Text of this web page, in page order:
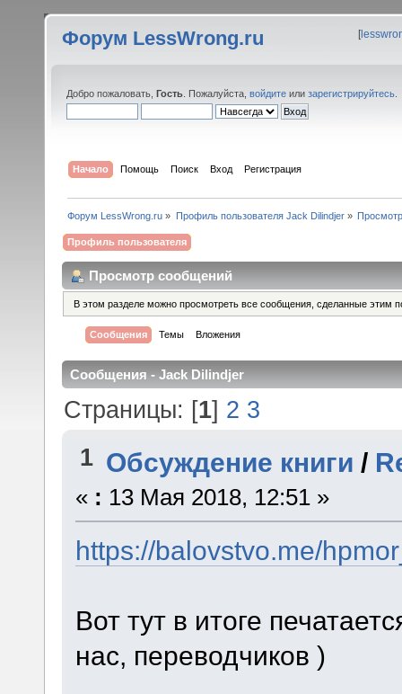
Форум LessWrong.ru [
Добро пожаловать, Гость . Пожалуйста, войдите или зарегистрируйтесь
Начало Помощь Поиск Вход Регистрация
Форум LessWrong.ru » Профиль пользователя Jack Dilindjer»
Профиль пользователя
Просмотр сообщений
В этом разделе можно просмотреть все сообщения, сделанные этим
Сообщения Темы Вложения
Сообщения - Jack Dilindjer
Страницы: [1] 2 3
1 Обсуждение книги /
« : 13 Мая 2018, 12:51 »
https://balovstvo.me/
Вот тут в итоге
нас, переводчиков )